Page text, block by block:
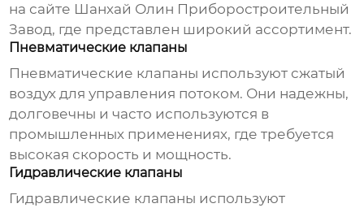
на сайте Шанхай Олин Приборостроительный
Завод, где представлен широкий ассортимент.
Пневматические клапаны
Пневматические клапаны используют сжатый
воздух для управления потоком. Они надежны,
долговечны и часто используются в
промышленных применениях, где требуется
высокая скорость и мощность.
Гидравлические клапаны
Гидравлические клапаны используют